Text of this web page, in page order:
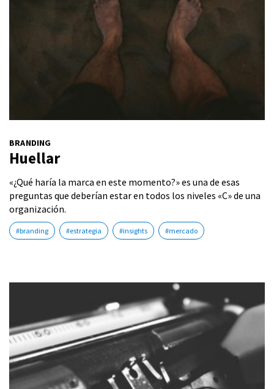
BRANDING
Huellar
«¿Qué haría la marca en este momento?» es una de esas
preguntas que deberían estar en todos los niveles «C» de una
organización.
#branding #estrategia #insights #mercado